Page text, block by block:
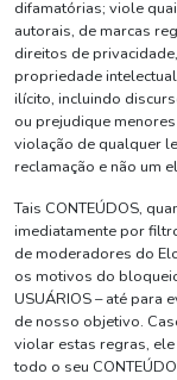
difamatórias; viole
autorais, de marcas
direitos de
propriedade
ilícito, incluindo
ou prejudique
violação de qualquer
reclamação e não um
Tais CONTEÚDOS,
imediatamente por
de moderadores do
os motivos do
USUÁRIOS – até para
de nosso objetivo.
violar estas regras,
todo o seu